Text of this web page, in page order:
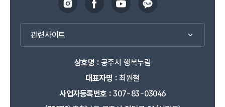
관련사이트
상호명 :공주시 행복누림
대표자명 :최원철
사업자등록번호 :307-83-03046